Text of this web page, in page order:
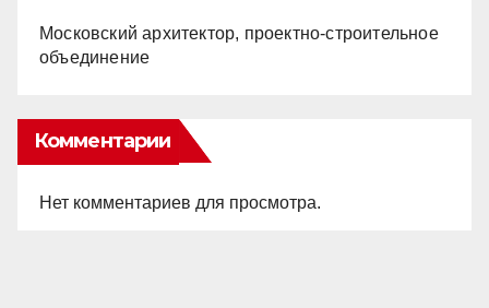
Московский архитектор, проектно-строительное
объединение
Комментарии
Нет комментариев для просмотра.